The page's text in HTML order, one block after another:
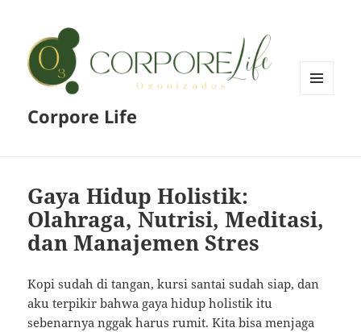
Corpore Life
Gaya Hidup Holistik:
Olahraga, Nutrisi, Meditasi,
dan Manajemen Stres
Kopi sudah di tangan, kursi santai sudah siap, dan
aku terpikir bahwa gaya hidup holistik itu
sebenarnya nggak harus rumit. Kita bisa menjaga